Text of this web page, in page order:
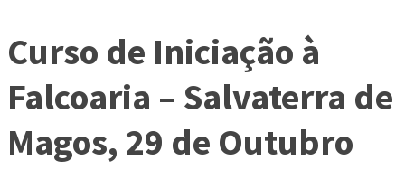
Curso de Iniciação à
Falcoaria – Salvaterra de
Magos, 29 de Outubro